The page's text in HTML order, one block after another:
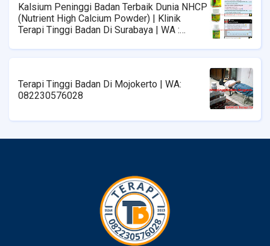
Kalsium Peninggi Badan Terbaik Dunia NHCP
(Nutrient High Calcium Powder) | Klinik
Terapi Tinggi Badan Di Surabaya | WA :
Terapi Tinggi Badan Di Mojokerto | WA:
082230576028